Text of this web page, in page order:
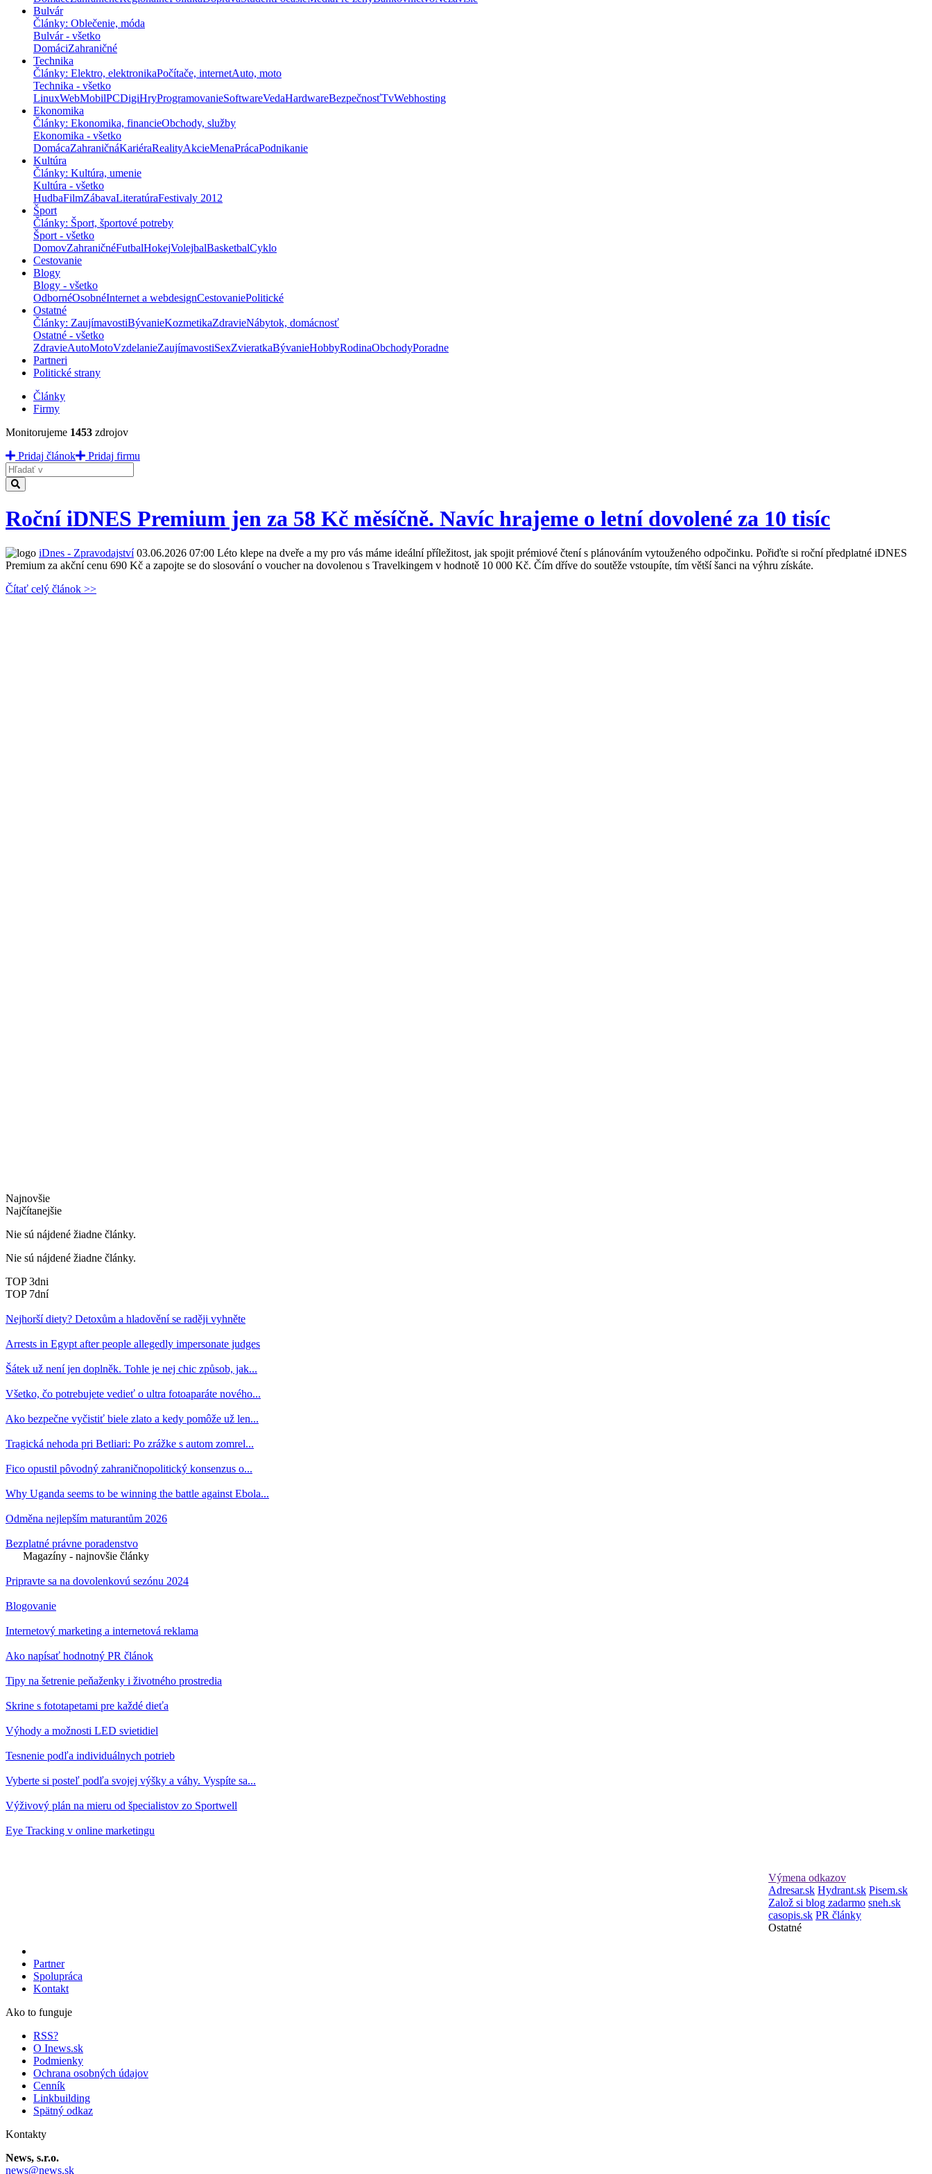
Bulvár
Články: Oblečenie, móda
Bulvár - všetko
DomáciZahraničné
Technika
Články: Elektro, elektronikaPočítače, internetAuto, moto
Technika - všetko
LinuxWebMobilPCDigiHryProgramovanieSoftwareVedaHardwareBezpečnosťTvWebhosting
Ekonomika
Články: Ekonomika, financieObchody, služby
Ekonomika - všetko
DomácaZahraničnáKariéraRealityAkcieMenaPrácaPodnikanie
Kultúra
Články: Kultúra, umenie
Kultúra - všetko
HudbaFilmZábavaLiteratúraFestivaly 2012
Šport
Články: Šport, športové potreby
Šport - všetko
DomovZahraničnéFutbalHokejVolejbalBasketbalCyklo
Cestovanie
Blogy
Blogy - všetko
OdbornéOsobnéInternet a webdesignCestovaniePolitické
Ostatné
Články: ZaujímavostiBývanieKozmetikaZdravieNábytok, domácnosť
Ostatné - všetko
ZdravieAutoMotoVzdelanieZaujímavostiSexZvieratkaBývanieHobbyRodinaObchodyPoradne
Partneri
Politické strany
Články
Firmy
Monitorujeme 1453 zdrojov
Pridaj článok
Pridaj firmu
Hladať
Roční iDNES Premium jen za 58 Kč měsíčně. Navíc hrajeme o letní dovolené za 10 tisíc
iDnes - Zpravodajství 03.06.2026 07:00 Léto klepe na dveře a my pro vás máme ideální příležitost, jak spojit prémiové čtení s plánováním vytouženého odpočinku. Pořiďte si roční předplatné iDNES
Premium za akční cenu 690 Kč a zapojte se do slosování o voucher na dovolenou s Travelkingem v hodnotě 10 000 Kč. Čím dříve do soutěže vstoupíte, tím větší šanci na výhru získáte.
Čítať celý článok >>
Najnovšie
Najčítanejšie
Nie sú nájdené žiadne články.
Nie sú nájdené žiadne články.
TOP 3dni
TOP 7dní
Nejhorší diety? Detoxům a hladovění se raději vyhněte
Arrests in Egypt after people allegedly impersonate judges
Šátek už není jen doplněk. Tohle je nej chic způsob, jak...
Všetko, čo potrebujete vedieť o ultra fotoaparáte nového...
Ako bezpečne vyčistiť biele zlato a kedy pomôže už len...
Tragická nehoda pri Betliari: Po zrážke s autom zomrel...
Fico opustil pôvodný zahraničnopolitický konsenzus o...
Why Uganda seems to be winning the battle against Ebola...
Odměna nejlepším maturantům 2026
Bezplatné právne poradenstvo
Magazíny - najnovšie články
Pripravte sa na dovolenkovú sezónu 2024
Blogovanie
Internetový marketing a internetová reklama
Ako napísať hodnotný PR článok
Tipy na šetrenie peňaženky i životného prostredia
Skrine s fototapetami pre každé dieťa
Výhody a možnosti LED svietidiel
Tesnenie podľa individuálnych potrieb
Vyberte si posteľ podľa svojej výšky a váhy. Vyspíte sa...
Výživový plán na mieru od špecialistov zo Sportwell
Eye Tracking v online marketingu
Výmena odkazov
Adresar.sk Hydrant.sk Pisem.sk
Založ si blog zadarmo sneh.sk
casopis.sk PR články
Ostatné
Partner
Spolupráca
Kontakt
Ako to funguje
RSS?
O Inews.sk
Podmienky
Ochrana osobných údajov
Cenník
Linkbuilding
Spätný odkaz
Kontakty
News, s.r.o.
news@news.sk